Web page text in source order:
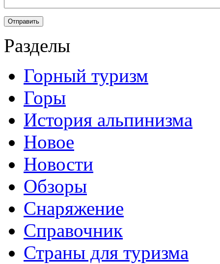
Разделы
Горный туризм
Горы
История альпинизма
Новое
Новости
Обзоры
Снаряжение
Справочник
Страны для туризма